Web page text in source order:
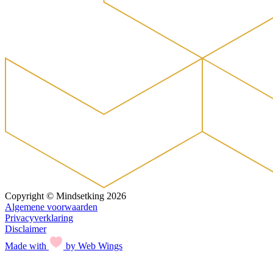
Copyright © Mindsetking 2026
Algemene voorwaarden
Privacyverklaring
Disclaimer
Made with
by Web Wings